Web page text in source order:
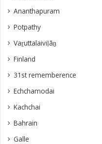
Ananthapuram
‎Potpathy
Vaṟuttalaiviḷāṉ
Finland
31st rememberence
Echchamodai
Kachchai
Bahrain
Galle